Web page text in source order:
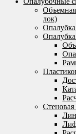
лок)
Стеновая